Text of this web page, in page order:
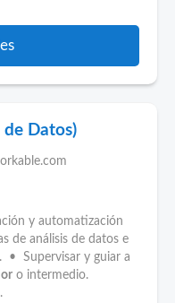
de Datos)
y automatización
de análisis de datos e
• Supervisar y guiar a
o intermedio.